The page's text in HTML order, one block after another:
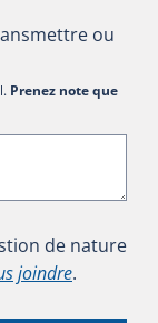
ou
Prenez note que
de nature
joindre.